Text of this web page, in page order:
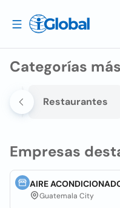
Categorías
Restaurantes
Empresas
AIRE
Guatemala City